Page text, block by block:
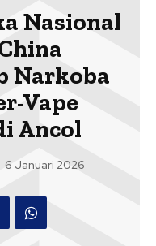
Nasional
Narkoba
Vape
Ancol
6 Januari 2026